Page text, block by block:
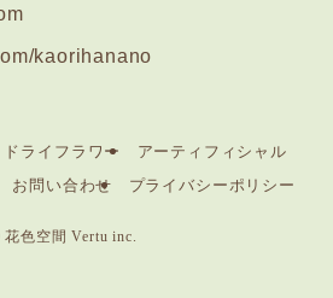
kaorihanano
ドライフラワー
アーティフィシャル
お問い合わせ プライバシーポリシー
花色空間 Vertu inc.